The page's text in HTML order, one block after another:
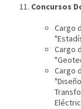
Concursos
Cargo
Cargo
Cargo